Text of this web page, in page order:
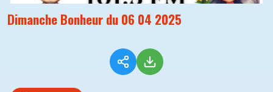
Dimanche Bonheur du 06 04 2025